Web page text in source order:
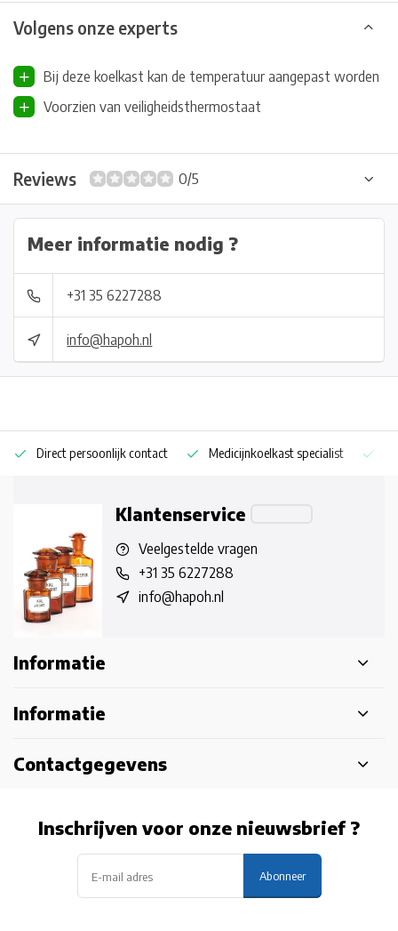
Volgens onze experts
Bij deze koelkast kan de temperatuur aangepast worden
Voorzien van veiligheidsthermostaat
Reviews 0/5
Meer informatie nodig ?
+31 35 6227288
info@hapoh.nl
Direct persoonlijk contact Medicijnkoelkast specialist
Klantenservice
Veelgestelde vragen
+31 35 6227288
info@hapoh.nl
Informatie
Informatie
Contactgegevens
Inschrijven voor onze nieuwsbrief ?
Abonneer